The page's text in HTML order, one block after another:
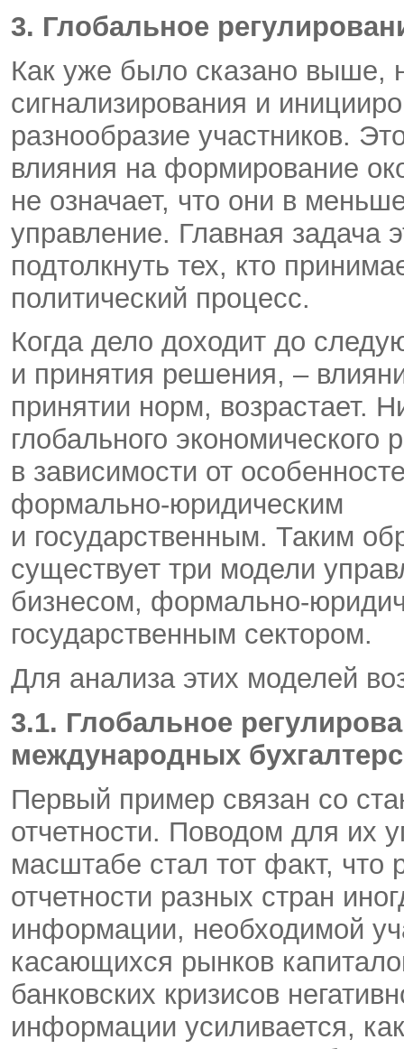
3. Глобальное
Как уже было сказано выше,
сигнализирования и
разнообразие участников.
влияния на формирование
не означает, что они в
управление. Главная задача
подтолкнуть тех, кто
политический процесс.
Когда дело доходит до
и принятия решения, –
принятии норм, возрастает.
глобального экономического
в зависимости от
формально-юридическим
и государственным. Таким
существует три модели
бизнесом, формально-
государственным сектором.
Для анализа этих моделей
3.1. Глобальное
международных
Первый пример связан со
отчетности. Поводом для их
масштабе стал тот факт, что
отчетности разных стран
информации, необходимой
касающихся рынков
банковских кризисов
информации усиливается,